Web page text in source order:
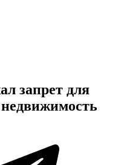
запрет для